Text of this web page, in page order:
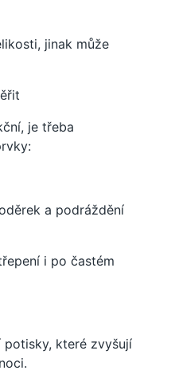
jinak může
je třeba
a podráždění
i po častém
potisky, které zvyšují